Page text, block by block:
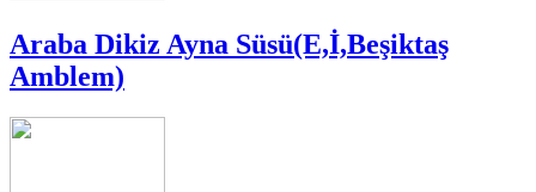
Araba Dikiz Ayna Süsü(E,İ,Beşiktaş
Amblem)